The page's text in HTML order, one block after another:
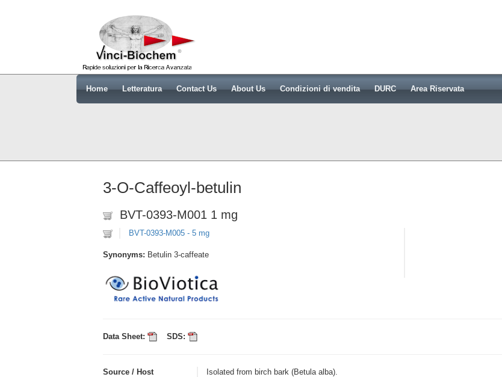
Home Letteratura Contact Us About Us Condizioni di vendita DURC Area Riservata
3-O-Caffeoyl-betulin
BVT-0393-M001 1 mg
BVT-0393-M005 - 5 mg
Synonyms: Betulin 3-caffeate
Data Sheet: SDS:
Source / Host Isolated from birch bark (Betula alba).